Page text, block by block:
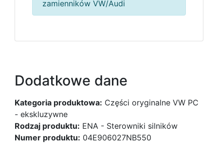
zamienników VW/Audi
Dodatkowe dane
Kategoria produktowa: Części oryginalne VW PC
- ekskluzywne
Rodzaj produktu: ENA - Sterowniki silników
Numer produktu: 04E906027NB550